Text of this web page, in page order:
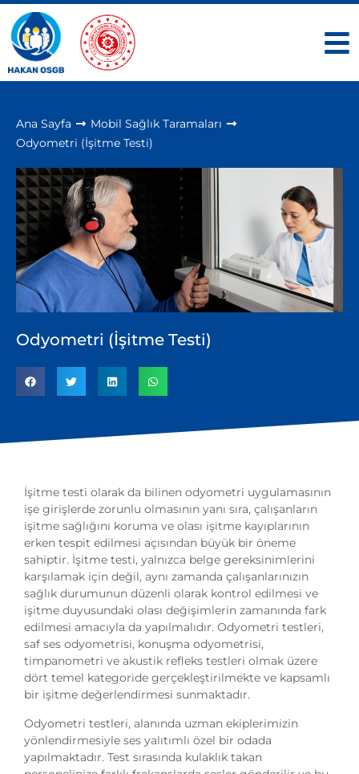
Ana Sayfa
Mobil Sağlık Taramaları
Odyometri (İşitme Testi)
Odyometri (İşitme Testi)
İşitme testi olarak da bilinen odyometri uygulamasının
işe girişlerde zorunlu olmasının yanı sıra, çalışanların
işitme sağlığını koruma ve olası işitme kayıplarının
erken tespit edilmesi açısından büyük bir öneme
sahiptir. İşitme testi, yalnızca belge gereksinimlerini
karşılamak için değil, aynı zamanda çalışanlarınızın
sağlık durumunun düzenli olarak kontrol edilmesi ve
işitme duyusundaki olası değişimlerin zamanında fark
edilmesi amacıyla da yapılmalıdır. Odyometri testleri,
saf ses odyometrisi, konuşma odyometrisi,
timpanometri ve akustik refleks testleri olmak üzere
dört temel kategoride gerçekleştirilmekte ve kapsamlı
bir işitme değerlendirmesi sunmaktadır.
Odyometri testleri, alanında uzman ekiplerimizin
yönlendirmesiyle ses yalıtımlı özel bir odada
yapılmaktadır. Test sırasında kulaklık takan